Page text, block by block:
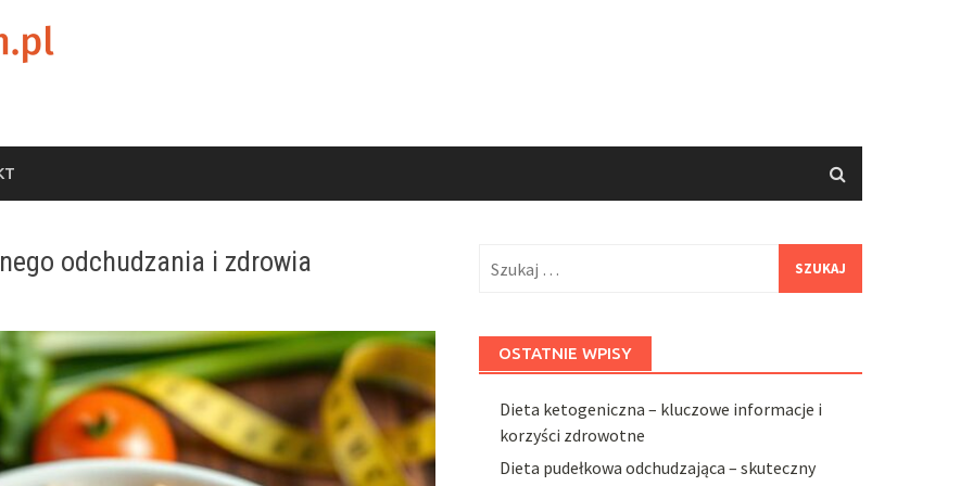
odchudzania i zdrowia
OSTATNIE WPISY
Dieta ketogeniczna – kluczowe informacje i
korzyści zdrowotne
Dieta pudełkowa odchudzająca – skuteczny